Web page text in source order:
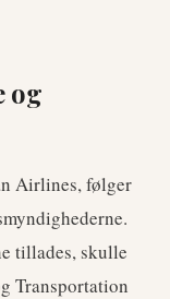
og
Airlines, følger
tillades, skulle
Transportation